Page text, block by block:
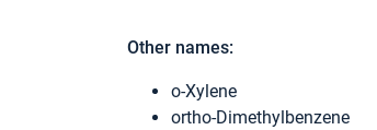
Other names:
o-Xylene
ortho-Dimethylbenzene